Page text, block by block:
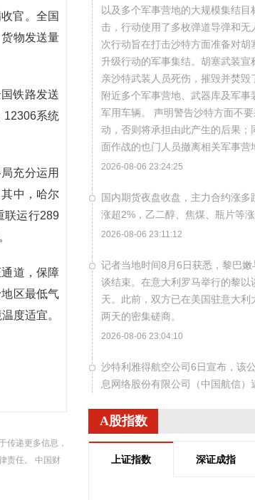
官。全国
物发送量
铁路发送
12306系统
充分运用
中，哈尔
联运行289
道，保障
区最低气
度适宜。
传递更多信息，
责任。 中国财
以及多个军事营地的大规模集结目
击，行动使用了多枚弹道导弹和无
次行动旨在打击沙特方面准备对胡
升级行动的军事集结。胡塞武装宣
亲沙特武装人员死伤，摧毁并焚毁
附近多个军事营地、武器库及军事
军用车辆。 声明警告沙特方面不
动，否则将承担由此产生的后果；
面作战的也门人员撤离相关军事营
2026-08-06 23:24:25
国内期货夜盘收盘，主力合约涨多
涨超2%，乙二醇、焦煤、瓶片等涨
2026-08-06 23:11:12
记者当地时间8月6日获悉，黎巴
谈结束。在意大利罗马举行的黎以
天。此前，双方已在美国驻意大利
两天的密集磋商。
2026-08-06 23:04:10
沙特利雅得航空公司6日宣布，该
息网络股份有限公司（中国航信）
空互联互通。 根据协议，双方将围
代航空零售、数字化创新及未来旅
合作。此协议还支持利雅得航空持
A股指数
上证指数 深证成指